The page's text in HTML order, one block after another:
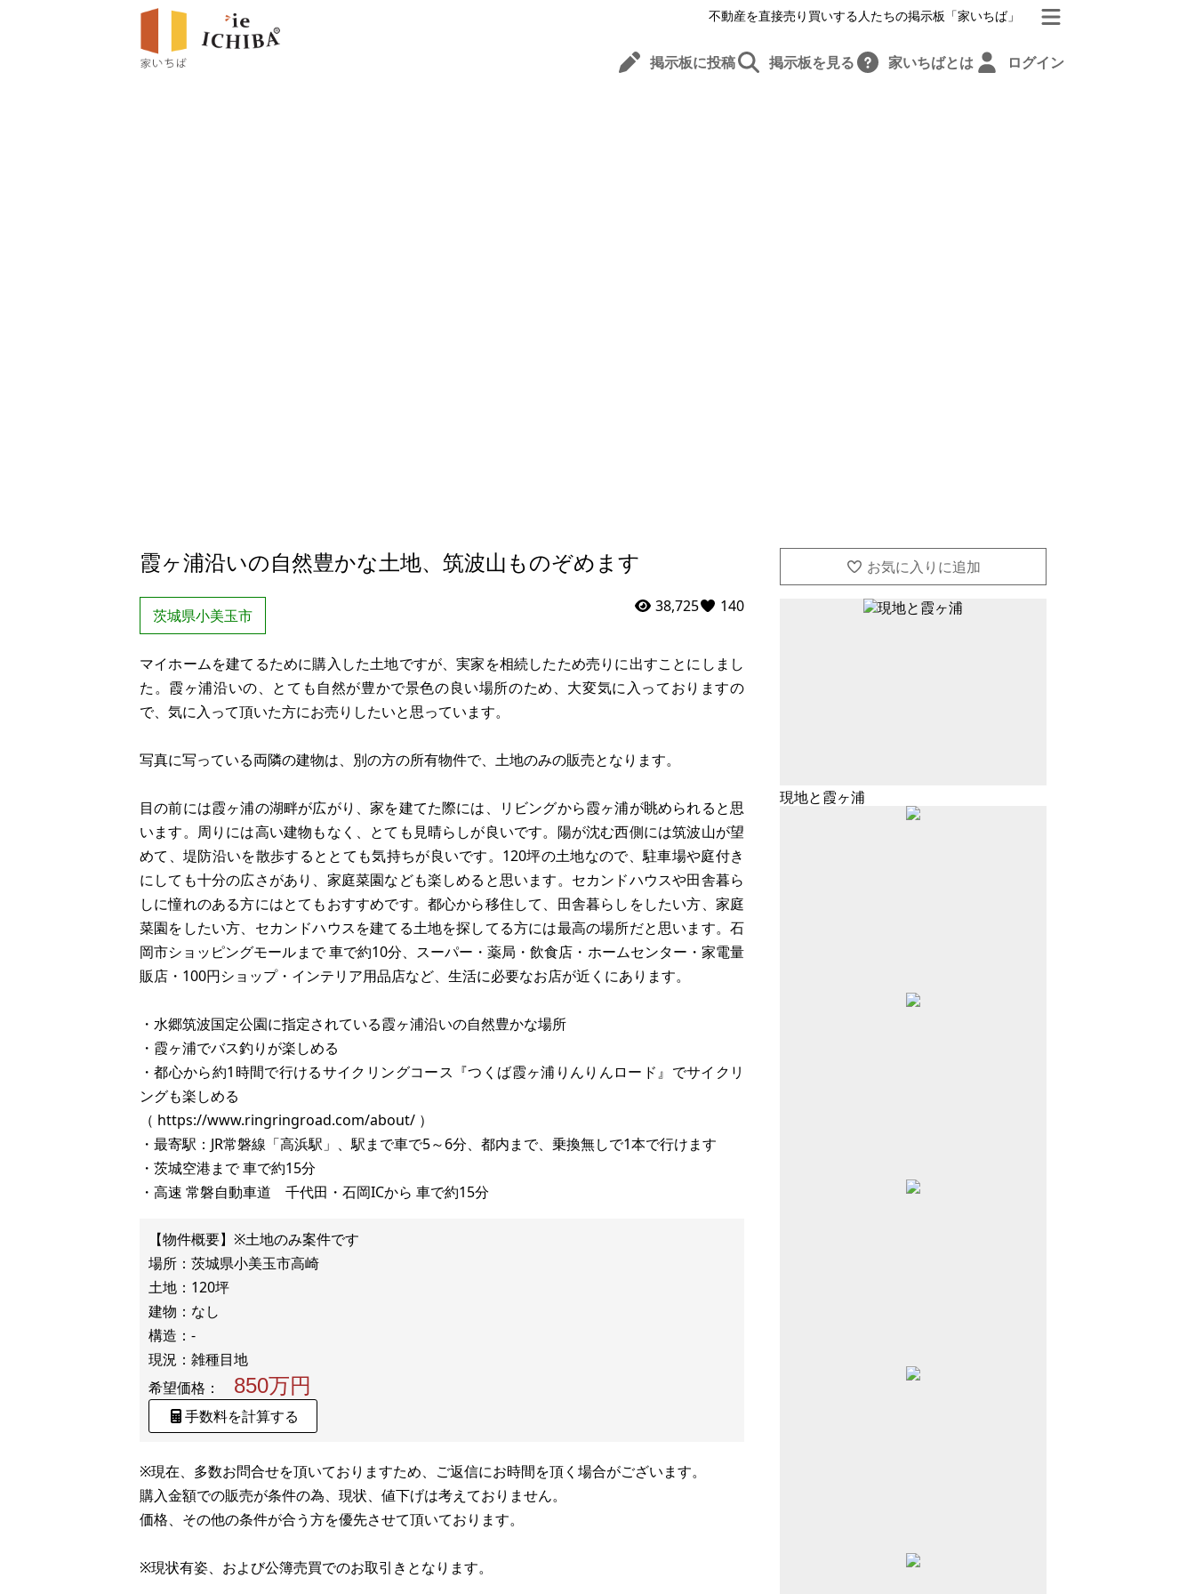
不動産を直接売り買いする人たちの掲示板「家いちば」
掲示板に投稿 掲示板を見る 家いちばとは ログイン
霞ヶ浦沿いの自然豊かな土地、筑波山ものぞめます
茨城県小美玉市 38,725 140
マイホームを建てるために購入した土地ですが、実家を相続したため売りに出すことにしまし
た。霞ヶ浦沿いの、とても自然が豊かで景色の良い場所のため、大変気に入っておりますの
で、気に入って頂いた方にお売りしたいと思っています。
写真に写っている両隣の建物は、別の方の所有物件で、土地のみの販売となります。
目の前には霞ヶ浦の湖畔が広がり、家を建てた際には、リビングから霞ヶ浦が眺められると思
います。周りには高い建物もなく、とても見晴らしが良いです。陽が沈む西側には筑波山が望
めて、堤防沿いを散歩するととても気持ちが良いです。120坪の土地なので、駐車場や庭付き
にしても十分の広さがあり、家庭菜園なども楽しめると思います。セカンドハウスや田舎暮ら
しに憧れのある方にはとてもおすすめです。都心から移住して、田舎暮らしをしたい方、家庭
菜園をしたい方、セカンドハウスを建てる土地を探してる方には最高の場所だと思います。石
岡市ショッピングモールまで 車で約10分、スーパー・薬局・飲食店・ホームセンター・家電量
販店・100円ショップ・インテリア用品店など、生活に必要なお店が近くにあります。
・水郷筑波国定公園に指定されている霞ヶ浦沿いの自然豊かな場所
・霞ヶ浦でバス釣りが楽しめる
・都心から約1時間で行けるサイクリングコース『つくば霞ヶ浦りんりんロード』でサイクリ
ングも楽しめる
（ https://www.ringringroad.com/about/ ）
・最寄駅：JR常磐線「高浜駅」、駅まで車で5～6分、都内まで、乗換無しで1本で行けます
・茨城空港まで 車で約15分
・高速 常磐自動車道 千代田・石岡ICから 車で約15分
【物件概要】※土地のみ案件です
場所：茨城県小美玉市高崎
土地：120坪
建物：なし
構造：-
希望価格：
850万円
手数料を計算する
※現在、多数お問合せを頂いておりますため、ご返信にお時間を頂く場合がございます。
購入金額での販売が条件の為、現状、値下げは考えておりません。
価格、その他の条件が合う方を優先させて頂いております。
※現状有姿、および公簿売買でのお取引きとなります。
現地と霞ヶ浦